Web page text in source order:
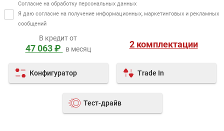
Согласие на обработку персональных данных
Я даю согласие на получение информационных, маркетинговых и рекламных
сообщений
2 комплектации
Конфигуратор Trade In
Тест-драйв
В кредит от
47 063 ₽ в месяц